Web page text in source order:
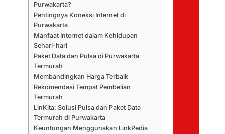
Purwakarta?
Pentingnya Koneksi Internet di
Purwakarta
Manfaat Internet dalam Kehidupan
Sehari-hari
Paket Data dan Pulsa di Purwakarta
Termurah
Membandingkan Harga Terbaik
Rekomendasi Tempat Pembelian
Termurah
LinKita: Solusi Pulsa dan Paket Data
Termurah di Purwakarta
Keuntungan Menggunakan LinkPedia